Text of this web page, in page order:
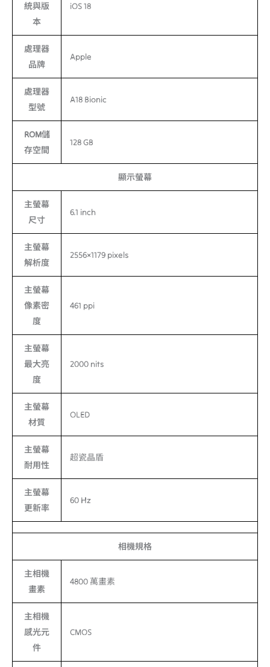
統與版
本
iOS 18
處理器
品牌
Apple
處理器
型號
A18 Bionic
ROM儲
存空間
128 GB
顯示螢幕
主螢幕
尺寸
6.1 inch
主螢幕
解析度
2556×1179 pixels
主螢幕
像素密
度
461 ppi
主螢幕
最大亮
度
2000 nits
主螢幕
材質
OLED
主螢幕
耐用性
超瓷晶盾
主螢幕
更新率
60 Hz
相機規格
主相機
畫素
4800 萬畫素
主相機
感光元
件
CMOS